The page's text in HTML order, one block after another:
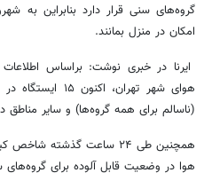
گروه‌های سنی قرار دارد بنابراین به
امکان در منزل بمانند.
ایرنا در خبری نوشت: براساس
هوای شهر
(ناسالم برای همه گروه‌ها) و سایر مناطق
هوا در وضعیت قابل آلوده برای